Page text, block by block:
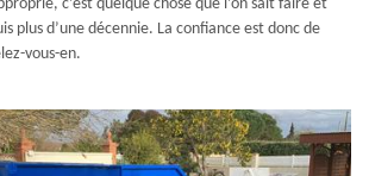
c’est quelque chose que l’on sait faire et
plus d’une décennie. La confiance est donc de
vous-en.